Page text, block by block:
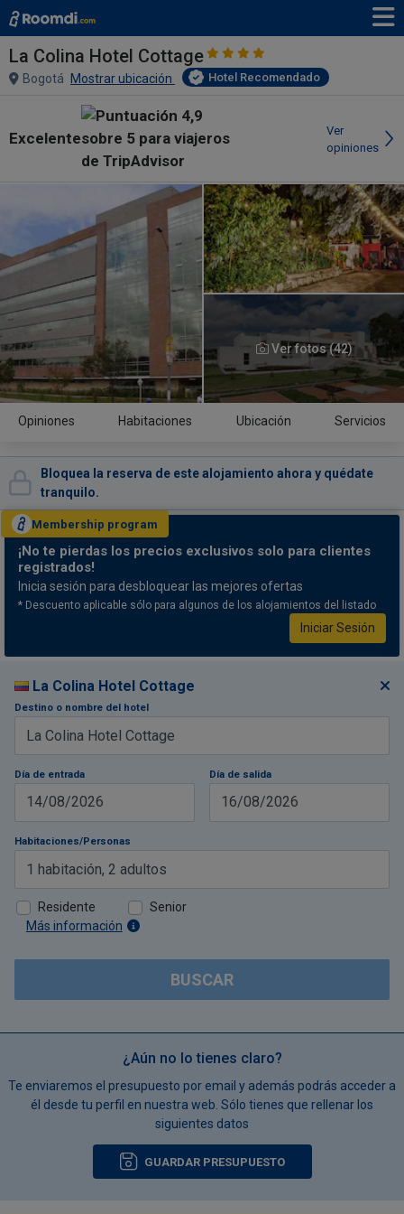
La Colina Hotel Cottage
Bogotá Mostrar ubicación Hotel Recomendado
Excelente
Ver
opiniones
Ver fotos (42)
Opiniones Habitaciones Ubicación Servicios
Bloquea la reserva de este alojamiento ahora y quédate
tranquilo.
Membership program
¡No te pierdas los precios exclusivos solo para clientes
registrados!
Inicia sesión para desbloquear las mejores ofertas
* Descuento aplicable sólo para algunos de los alojamientos del listado
Iniciar Sesión
La Colina Hotel Cottage
Destino o nombre del hotel
Día de entrada
14/08/2026
Día de salida
16/08/2026
Habitaciones/Personas
1 habitación, 2 adultos
Residente
Senior
Más información
BUSCAR
¿Aún no lo tienes claro?
Te enviaremos el presupuesto por email y además podrás acceder a
él desde tu perfil en nuestra web. Sólo tienes que rellenar los
siguientes datos
GUARDAR PRESUPUESTO